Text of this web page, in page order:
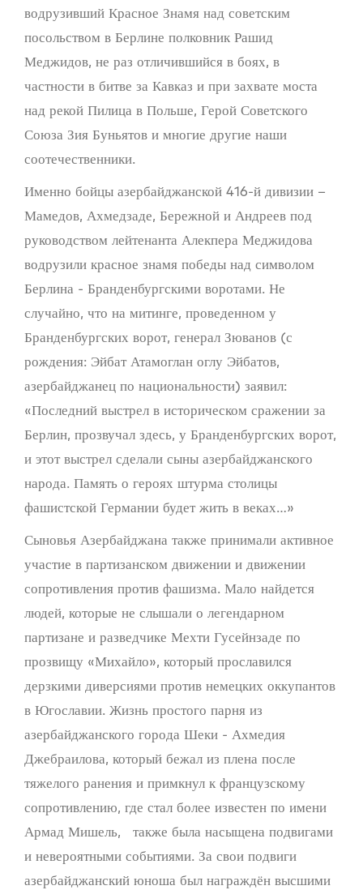
водрузивший Красное Знамя над советским
посольством в Берлине полковник Рашид
Меджидов, не раз отличившийся в боях, в
частности в битве за Кавказ и при захвате моста
над рекой Пилица в Польше, Герой Советского
Союза Зия Буньятов и многие другие наши
соотечественники.
Именно бойцы азербайджанской 416-й дивизии –
Мамедов, Ахмедзаде, Бережной и Андреев под
руководством лейтенанта Алекпера Меджидова
водрузили красное знамя победы над символом
Берлина - Бранденбургскими воротами. Не
случайно, что на митинге, проведенном у
Бранденбургских ворот, генерал Зюванов (с
рождения: Эйбат Атамоглан оглу Эйбатов,
азербайджанец по национальности) заявил:
«Последний выстрел в историческом сражении за
Берлин, прозвучал здесь, у Бранденбургских ворот,
и этот выстрел сделали сыны азербайджанского
народа. Память о героях штурма столицы
фашистской Германии будет жить в веках…»
Сыновья Азербайджана также принимали активное
участие в партизанском движении и движении
сопротивления против фашизма. Мало найдется
людей, которые не слышали о легендарном
партизане и разведчике Мехти Гусейнзаде по
прозвищу «Михайло», который прославился
дерзкими диверсиями против немецких оккупантов
в Югославии. Жизнь простого парня из
азербайджанского города Шеки - Ахмедия
Джебраилова, который бежал из плена после
тяжелого ранения и примкнул к французскому
сопротивлению, где стал более известен по имени
Армад Мишель, также была насыщена подвигами
и невероятными событиями. За свои подвиги
азербайджанский юноша был награждён высшими